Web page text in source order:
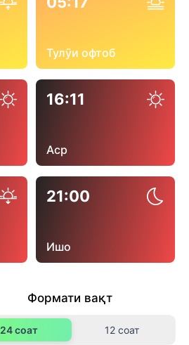
Тулӯи офтоб
16:11
Аср
21:00
Ишо
Формати вақт
24 соат 12 соат